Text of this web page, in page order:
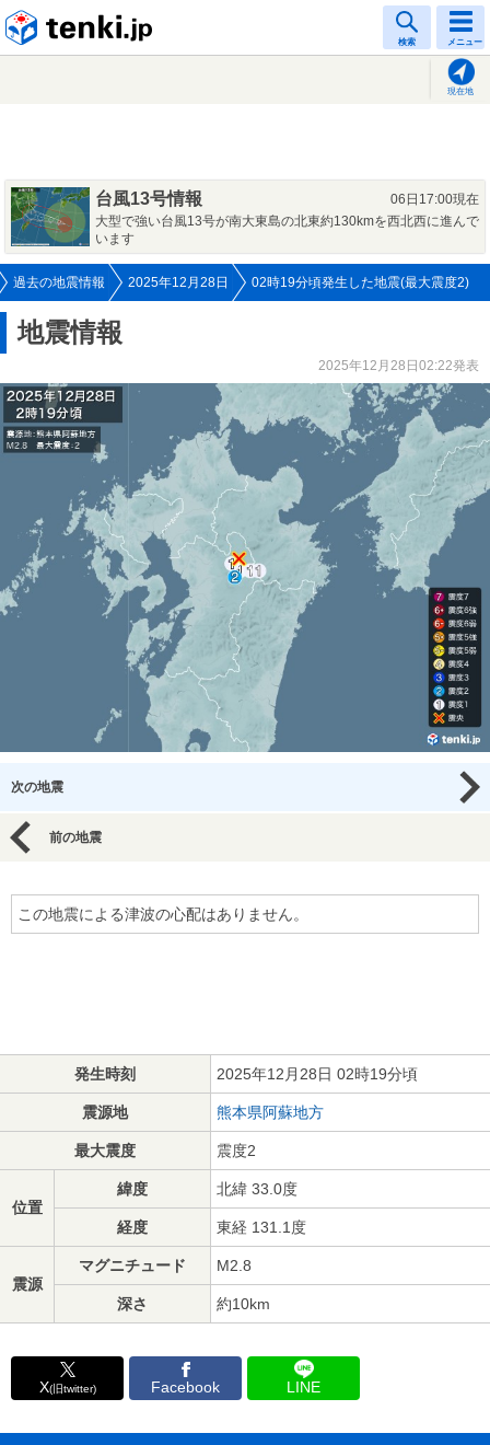
検索 メニュー
現在地
台風13号情報
06日17:00現在
大型で強い台風13号が南大東島の北東約130kmを西北西に進んで
います
過去の地震情報 2025年12月28日 02時19分頃発生した地震(最大震度2)
地震情報
2025年12月28日02:22発表
次の地震
前の地震
この地震による津波の心配はありません。
発生時刻 2025年12月28日 02時19分頃
震源地 熊本県阿蘇地方
最大震度 震度2
位置
緯度 北緯 33.0度
経度 東経 131.1度
震源
マグニチュード M2.8
深さ 約10km
X(旧twitter) Facebook LINE